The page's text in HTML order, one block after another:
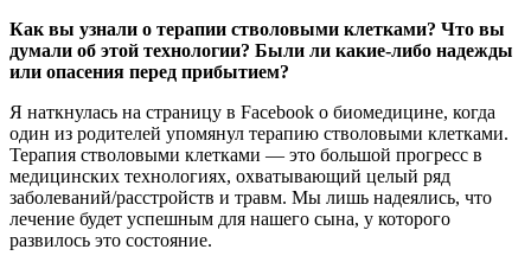
Как вы узнали о терапии стволовыми клетками? Что вы
думали об этой технологии? Были ли какие-либо надежды
или опасения перед прибытием?
Я наткнулась на страницу в Facebook о биомедицине, когда
один из родителей упомянул терапию стволовыми клетками.
Терапия стволовыми клетками — это большой прогресс в
медицинских технологиях, охватывающий целый ряд
заболеваний/расстройств и травм. Мы лишь надеялись, что
лечение будет успешным для нашего сына, у которого
развилось это состояние.